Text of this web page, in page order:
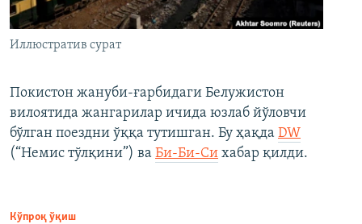
Иллюстратив сурат
Покистон жануби-ғарбидаги Белужистон
вилоятида жангарилар ичида юзлаб йўловчи
бўлган поездни ўққа тутишган. Бу ҳақда DW
(“Немис тўлқини”) ва Би-Би-Си хабар қилди.
Кўпроқ ўқиш